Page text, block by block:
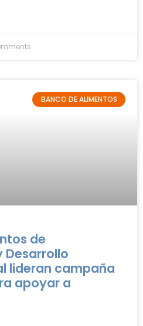
BANCO DE ALIMENTOS
de
Desarrollo
lideran campaña
apoyar a